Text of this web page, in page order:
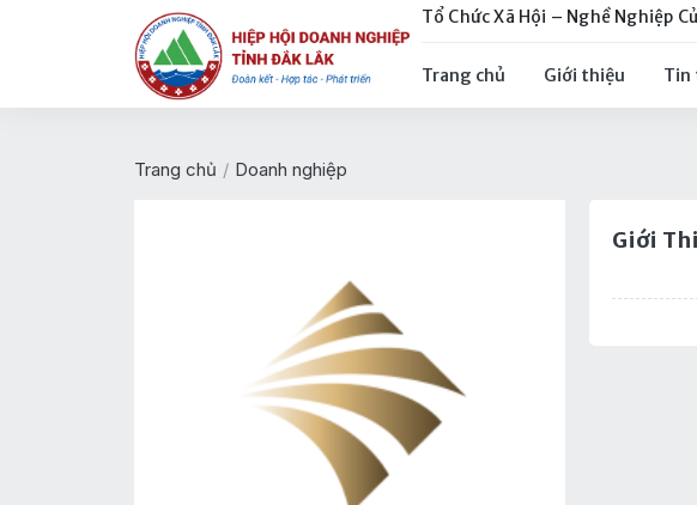
Tổ Chức Xã Hội – Nghề Nghiệp
Trang chủ Giới thiệu Tin
Trang chủ / Doanh nghiệp
Giới